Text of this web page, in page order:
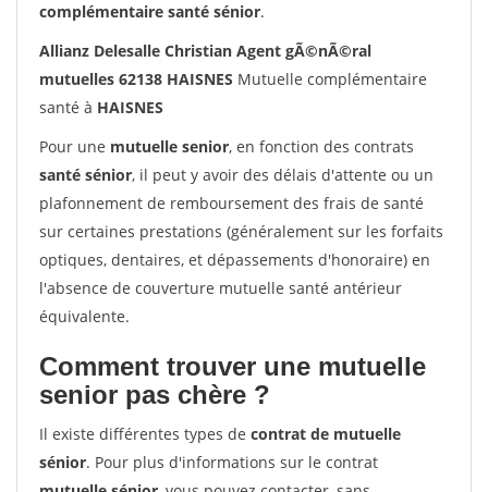
complémentaire santé sénior.
Allianz Delesalle Christian Agent gÃ©nÃ©ral
mutuelles 62138 HAISNES Mutuelle complémentaire
santé à HAISNES
Pour une mutuelle senior, en fonction des contrats
santé sénior, il peut y avoir des délais d'attente ou un
plafonnement de remboursement des frais de santé
sur certaines prestations (généralement sur les forfaits
optiques, dentaires, et dépassements d'honoraire) en
l'absence de couverture mutuelle santé antérieur
équivalente.
Comment trouver une mutuelle
senior pas chère ?
Il existe différentes types de contrat de mutuelle
sénior. Pour plus d'informations sur le contrat